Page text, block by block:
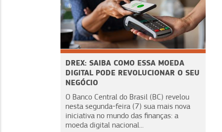
DREX: SAIBA COMO ESSA MOEDA
DIGITAL PODE REVOLUCIONAR O SEU
NEGÓCIO
O Banco Central do Brasil (BC) revelou
nesta segunda-feira (7) sua mais nova
iniciativa no mundo das finanças: a
moeda digital nacional...